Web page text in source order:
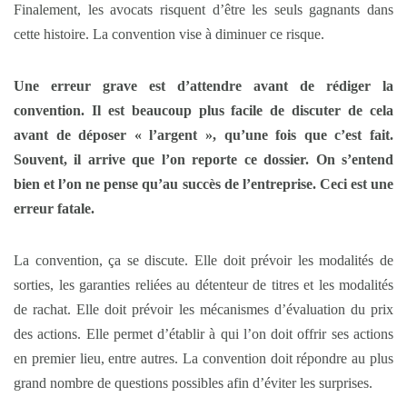
Finalement, les avocats risquent d’être les seuls gagnants dans
cette histoire. La convention vise à diminuer ce risque.
Une erreur grave est d’attendre avant de rédiger la
convention. Il est beaucoup plus facile de discuter de cela
avant de déposer « l’argent », qu’une fois que c’est fait.
Souvent, il arrive que l’on reporte ce dossier. On s’entend
bien et l’on ne pense qu’au succès de l’entreprise. Ceci est une
erreur fatale.
La convention, ça se discute. Elle doit prévoir les modalités de
sorties, les garanties reliées au détenteur de titres et les modalités
de rachat. Elle doit prévoir les mécanismes d’évaluation du prix
des actions. Elle permet d’établir à qui l’on doit offrir ses actions
en premier lieu, entre autres. La convention doit répondre au plus
grand nombre de questions possibles afin d’éviter les surprises.